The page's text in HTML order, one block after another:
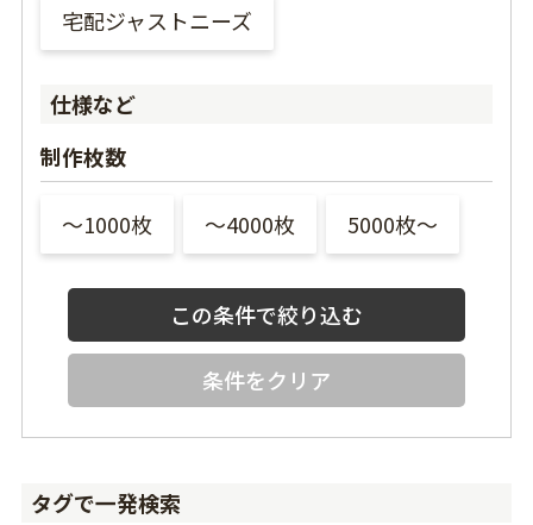
宅配ジャストニーズ
仕様など
制作枚数
〜1000枚 〜4000枚 5000枚〜
条件をクリア
タグで一発検索